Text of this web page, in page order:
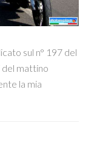
sul n° 197 del
del mattino
la mia